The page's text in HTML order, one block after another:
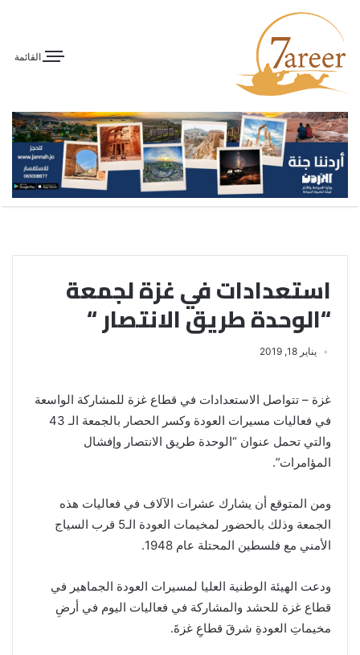
القائمة
استعدادات في غزة لجمعة
“الوحدة طريق الانتصار “
يناير 18, 2019
غزة – تتواصل الاستعدادات في قطاع غزة للمشاركة الواسعة
في فعاليات مسيرات العودة وكسر الحصار بالجمعة الـ 43
والتي تحمل عنوان “الوحدة طريق الانتصار وإفشال
المؤامرات”.
ومن المتوقع أن يشارك عشرات الآلاف في فعاليات هذه
الجمعة وذلك بالحضور لمخيمات العودة الـ5 قرب السياج
الأمني مع فلسطين المحتلة عام 1948.
ودعت الهيئة الوطنية العليا لمسيرات العودة الجماهير في
قطاع غزة للحشد والمشاركة في فعاليات اليوم في أرضِ
مخيماتِ العودةِ شرقَ قطاعِ غزةَ.